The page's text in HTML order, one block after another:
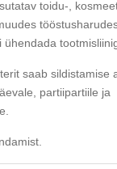
toidu-,
saab sildistamise
partiipartiile ja